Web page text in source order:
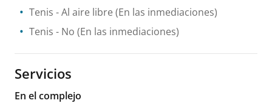
Tenis - Al aire libre (En las inmediaciones)
Tenis - No (En las inmediaciones)
Servicios
En el complejo